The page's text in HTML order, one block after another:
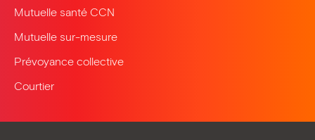
Mutuelle santé CCN
Mutuelle sur-mesure
Prévoyance collective
Courtier